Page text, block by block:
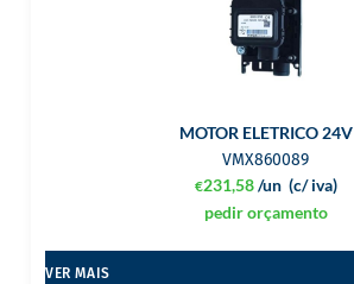
MOTOR ELETRICO 24V
VMX860089
€231,58 (c/ iva)
/un
pedir orçamento
VER MAIS